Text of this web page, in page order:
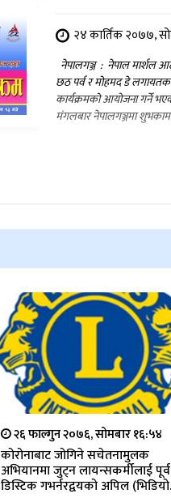
२४ कार्तिक २०७७,
नेपालगञ्ज : नेपाल मार्शल
छठ पर्व र मोहमद डे
कार्यक्रमको आयोजना गर्ने
मंगलबार नेपालगञ्जमा
२६ फाल्गुन २०७६, सोमबार १६:५४
कोरोनाबाट जोगिने सचेतनामुलक
अभियानमा जुट्न लायन्सकर्मीलाई पूर्व
डिस्टिक गभर्नरद्वयको अपिल (भिडियो